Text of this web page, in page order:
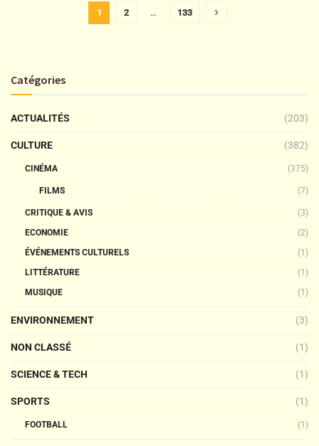
1 2 … 133
Catégories
ACTUALITÉS (203)
CULTURE (382)
CINÉMA (375)
FILMS (7)
CRITIQUE & AVIS
(3)
ECONOMIE
(2)
ÉVÉNEMENTS CULTURELS
(1)
LITTÉRATURE
(1)
MUSIQUE
(1)
ENVIRONNEMENT (3)
NON CLASSÉ (1)
SCIENCE & TECH (1)
SPORTS (1)
FOOTBALL (1)